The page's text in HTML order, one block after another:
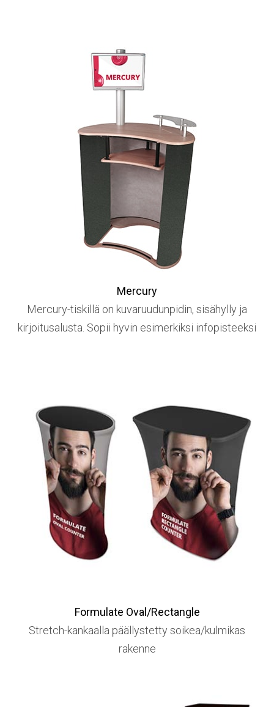
Mercury
Mercury-tiskillä on kuvaruudunpidin, sisähylly ja
kirjoitusalusta. Sopii hyvin esimerkiksi infopisteeksi
Formulate Oval/Rectangle
Stretch-kankaalla päällystetty soikea/kulmikas
rakenne